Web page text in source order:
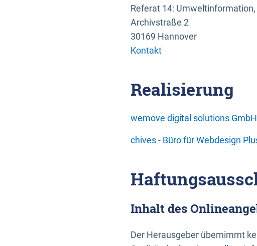
Referat 14:
Archivstraße 2
30169 Hannover
Kontakt
Realisierung
wemove digital solutions GmbH
chives - Büro für Webdesign
Inhalt des
Der Herausgeber übernimmt